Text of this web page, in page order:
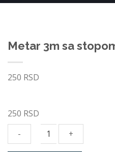
Metar 3m sa
250 RSD
250 RSD